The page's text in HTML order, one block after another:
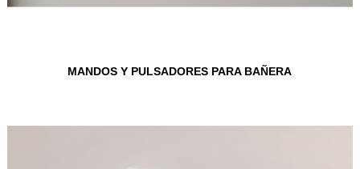
MANDOS Y PULSADORES PARA BAÑERA